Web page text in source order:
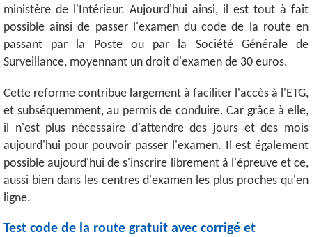
ministère de l'Intérieur. Aujourd'hui ainsi, il est tout à fait
possible ainsi de passer l'examen du code de la route en
passant par la Poste ou par la Société Générale de
Surveillance, moyennant un droit d'examen de 30 euros.
Cette reforme contribue largement à faciliter l'accès à l'ETG,
et subséquemment, au permis de conduire. Car grâce à elle,
il n'est plus nécessaire d'attendre des jours et des mois
aujourd'hui pour pouvoir passer l'examen. Il est également
possible aujourd'hui de s'inscrire librement à l'épreuve et ce,
aussi bien dans les centres d'examen les plus proches qu'en
ligne.
Test code de la route gratuit avec corrigé et